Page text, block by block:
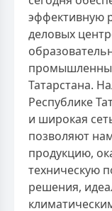
эффективную
деловых
Татарстана.
Республике
и широкая
позволяют
продукцию,
техническую
решения,